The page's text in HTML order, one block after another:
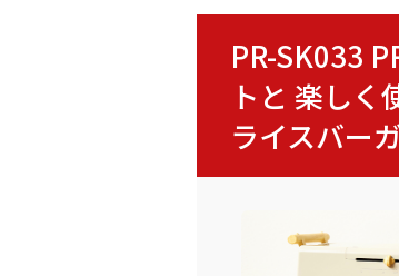
PR-SK033
トと 楽しく
ライスバー